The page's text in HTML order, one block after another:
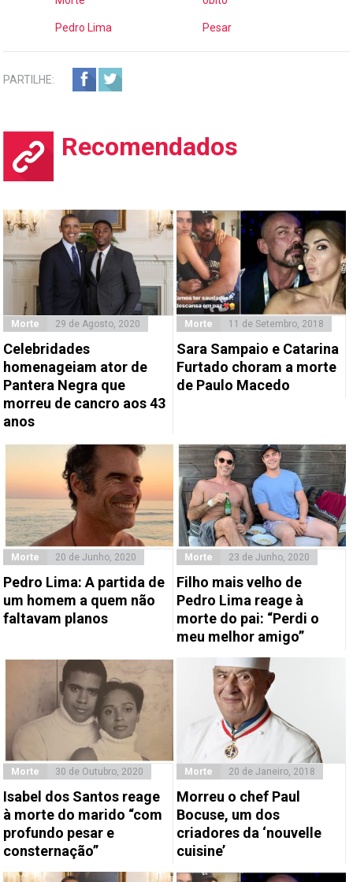
Pedro Lima Pesar
PARTILHE:
Recomendados
Morte 29 de Agosto, 2020
Celebridades
homenageiam ator de
Pantera Negra que
morreu de cancro aos 43
anos
Morte 11 de Setembro, 2018
Sara Sampaio e Catarina
Furtado choram a morte
de Paulo Macedo
Morte 20 de Junho, 2020
Pedro Lima: A partida de
um homem a quem não
faltavam planos
Morte 23 de Junho, 2020
Filho mais velho de
Pedro Lima reage à
morte do pai: “Perdi o
meu melhor amigo”
Morte 30 de Outubro, 2020
Isabel dos Santos reage
à morte do marido “com
profundo pesar e
consternação”
Morte 20 de Janeiro, 2018
Morreu o chef Paul
Bocuse, um dos
criadores da ‘nouvelle
cuisine’